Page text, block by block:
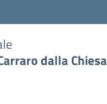
dalla Chiesa